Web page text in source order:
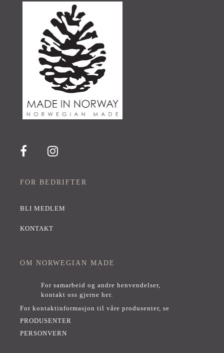
FOR BEDRIFTER
BLI MEDLEM
KONTAKT
OM NORWEGIAN MADE
For samarbeid og andre henvendelser,
kontakt oss gjerne her.
For kontaktinformasjon til våre produsenter, se
PRODUSENTER
PERSONVERN